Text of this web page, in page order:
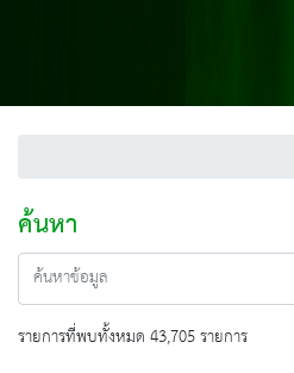
ค้นหา
รายการที่พบทั้งหมด 43,705 รายการ